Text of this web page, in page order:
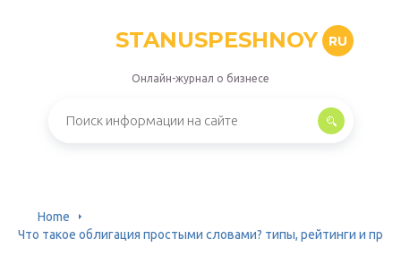
STANUSPESHNOY RU
Онлайн-журнал о бизнесе
Home
Что такое облигация простыми словами? типы, рейтинги и пр